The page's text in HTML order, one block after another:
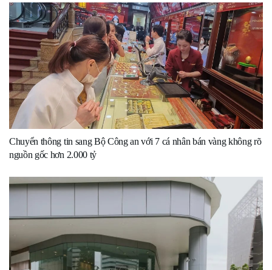
Chuyển thông tin sang Bộ Công an với 7 cá nhân bán vàng không rõ
nguồn gốc hơn 2.000 tỷ